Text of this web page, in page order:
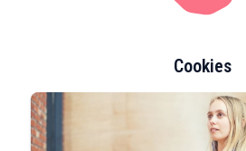
Cookies
Wij gebruiken cookies op
gebruikerservaring